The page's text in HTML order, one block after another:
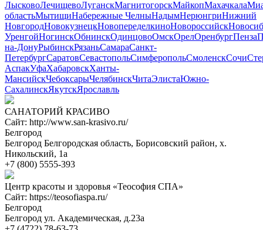
ЛысковоЛечищевоЛуганскМагнитогорскМайкопМахачкала
областьМытищиНабережные ЧелныНадымНерюнгриНижний
НовгородНовокузнецкНовопеределкиноНовороссийск
УренгойНогинскОбнинскОдинцовоОмскОрелОренбургПенза
на-ДонуРыбинскРязаньСамараСанкт-
ПетербургСаратовСевастопольСимферопольСмоленскСочи
АспакУфаХабаровскХанты-
МансийскЧебоксарыЧелябинскЧитаЭлистаЮжно-
СахалинскЯкутскЯрославль
САНАТОРИЙ КРАСИВО
Сайт: http://www.san-krasivo.ru/
Белгород
Белгород Белгородская область, Борисовский район, х.
Никольский, 1а
+7 (800) 5555-393
Центр красоты и здоровья «Теософия СПА»
Сайт: https://teosofiaspa.ru/
Белгород
Белгород ул. Академическая, д.23а